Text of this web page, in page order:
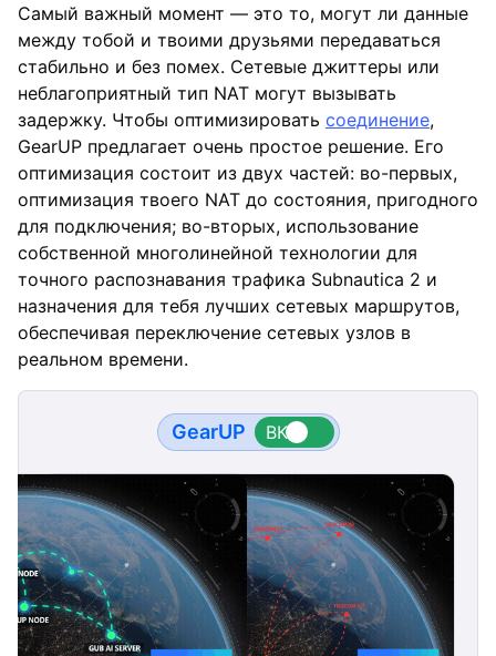
Самый важный момент — это то, могут ли данные
между тобой и твоими друзьями передаваться
стабильно и без помех. Сетевые джиттеры или
неблагоприятный тип NAT могут вызывать
задержку. Чтобы оптимизировать соединение,
GearUP предлагает очень простое решение. Его
оптимизация состоит из двух частей: во-первых,
оптимизация твоего NAT до состояния, пригодного
для подключения; во-вторых, использование
собственной многолинейной технологии для
точного распознавания трафика Subnautica 2 и
назначения для тебя лучших сетевых маршрутов,
обеспечивая переключение сетевых узлов в
реальном времени.
GearUP